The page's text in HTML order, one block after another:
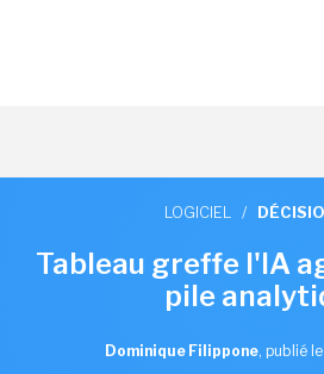
LOGICIEL /
Tableau greffe l'IA
pile
Dominique Filippone, publié